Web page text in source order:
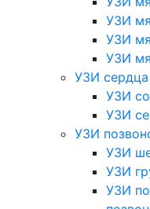
УЗИ
УЗИ
УЗИ
УЗИ сердца
УЗИ
УЗИ
УЗИ
УЗИ
УЗИ
УЗИ